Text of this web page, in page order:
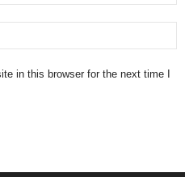
in this browser for the next time I